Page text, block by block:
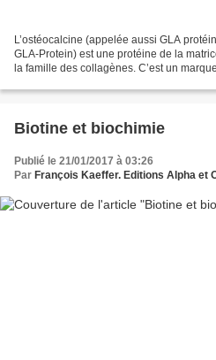
L’ostéocalcine (appelée aussi GLA
GLA-Protein) est une protéine de la
la famille des collagènes. C’est un
Biotine et biochimie
Publié le 21/01/2017 à 03:26
Par François Kaeffer. Editions Alpha et